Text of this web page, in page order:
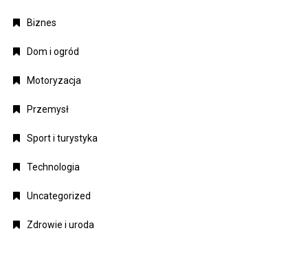
Biznes
Dom i ogród
Motoryzacja
Przemysł
Sport i turystyka
Technologia
Uncategorized
Zdrowie i uroda